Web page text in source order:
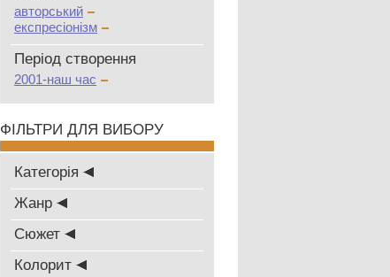
авторський
експресіонізм
Період створення
2001-наш час
ФІЛЬТРИ ДЛЯ ВИБОРУ
Категорія
Жанр
Сюжет
Колорит